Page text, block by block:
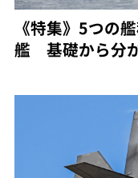
《特集》5つの
艦 基礎から分